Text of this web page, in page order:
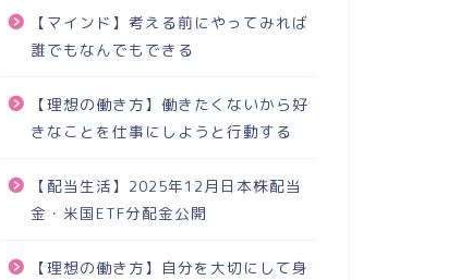
【マインド】考える前にやってみれば
誰でもなんでもできる
【理想の働き方】働きたくないから好
きなことを仕事にしようと行動する
【配当生活】2025年12月日本株配当
金・米国ETF分配金公開
【理想の働き方】自分を大切にして身